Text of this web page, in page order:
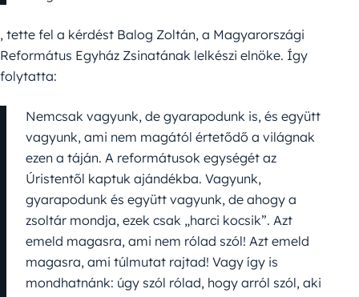
, tette fel a kérdést Balog Zoltán, a Magyarországi
Református Egyház Zsinatának lelkészi elnöke. Így
folytatta:
Nemcsak vagyunk, de gyarapodunk is, és együtt
vagyunk, ami nem magától értetődő a világnak
ezen a táján. A reformátusok egységét az
Úristentől kaptuk ajándékba. Vagyunk,
gyarapodunk és együtt vagyunk, de ahogy a
zsoltár mondja, ezek csak „harci kocsik”. Azt
emeld magasra, ami nem rólad szól! Azt emeld
magasra, ami túlmutat rajtad! Vagy így is
mondhatnánk: úgy szól rólad, hogy arról szól, aki